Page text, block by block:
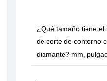
¿Qué tamaño tiene el
de corte de contorno
diamante? mm,